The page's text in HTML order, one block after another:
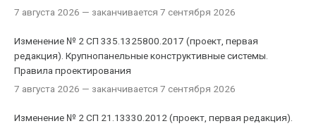
7 августа 2026 — заканчивается 7 сентября 2026
Изменение № 2 СП 335.1325800.2017 (проект, первая
редакция). Крупнопанельные конструктивные системы.
Правила проектирования
7 августа 2026 — заканчивается 7 сентября 2026
Изменение № 2 СП 21.13330.2012 (проект, первая редакция).